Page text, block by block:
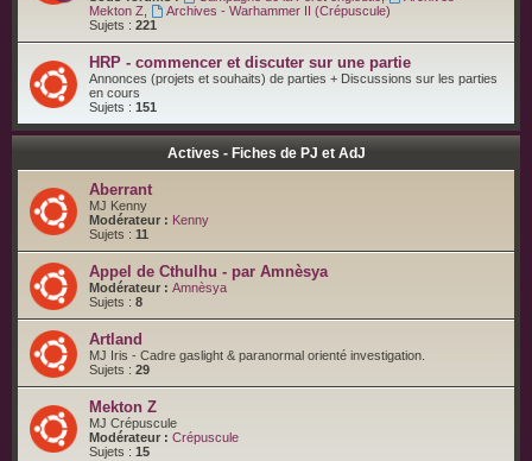
Mekton Z
Archives - Warhammer II (Crépuscule)
Sujets : 221
HRP - commencer et discuter sur une partie
Annonces (projets et souhaits) de parties + Discussions sur les parties
en cours
Sujets : 151
Actives - Fiches de PJ et AdJ
Aberrant
MJ Kenny
Modérateur : Kenny
Sujets : 11
Appel de Cthulhu - par Amnèsya
Modérateur : Amnèsya
Sujets : 8
Artland
MJ Iris - Cadre gaslight & paranormal orienté investigation.
Sujets : 29
Mekton Z
MJ Crépuscule
Modérateur : Crépuscule
Sujets : 15